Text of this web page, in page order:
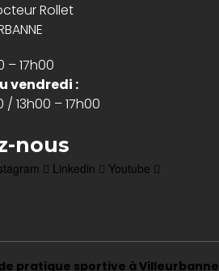
Rollet
– 17h00
vendredi :
/ 13h00 – 17h00
nous
Linkedin Youtube
pratique sportive à Villeurbanne